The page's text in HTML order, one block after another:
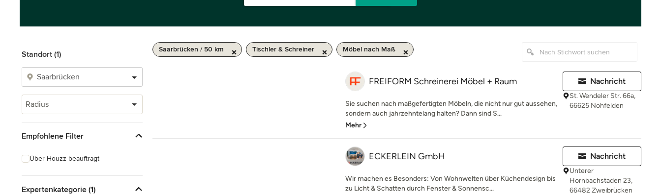
Standort (1)
Radius
Empfohlene Filter
Über Houzz beauftragt
Expertenkategorie (1)
Saarbrücken / 50 km Tischler & Schreiner Möbel nach Maß
FREIFORM Schreinerei Möbel + Raum
Sie suchen nach maßgefertigten Möbeln, die nicht nur gut aussehen,
sondern auch jahrzehntelang halten? Dann sind S...
Mehr
Nachricht
St. Wendeler Str. 66a,
66625 Nohfelden
ECKERLEIN GmbH
Wir machen es Besonders: Von Wohnwelten über Küchendesign bis
zu Licht & Schatten durch Fenster & Sonnensc...
Nachricht
Unterer
Hornbachstaden 23,
66482 Zweibrücken